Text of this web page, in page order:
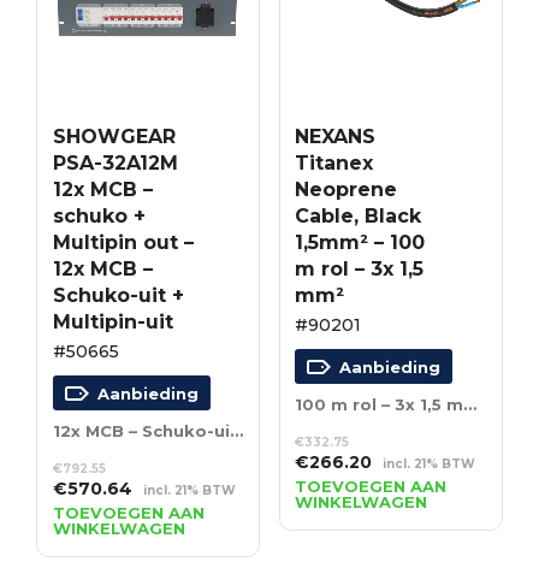
SHOWGEAR
PSA-32A12M
12x MCB –
schuko +
Multipin out –
12x MCB –
Schuko-uit +
Multipin-uit
#50665
Aanbieding
12x MCB – Schuko-uit + Multipin-uit
€792.55
Oorspronkelijke
prijs
was:
€792.55.
€570.64Huidige
prijs
is:
€570.64.
incl. 21% BTW
TOEVOEGEN AAN
WINKELWAGEN
NEXANS
Titanex
Neoprene
Cable, Black
1,5mm² – 100
m rol – 3x 1,5
mm²
#90201
Aanbieding
100 m rol – 3x 1,5 mm²
€332.75
Oorspronkelijke
prijs
was:
€332.75.
€266.20Huidige
prijs
is:
€266.20.
incl. 21% BTW
TOEVOEGEN AAN
WINKELWAGEN